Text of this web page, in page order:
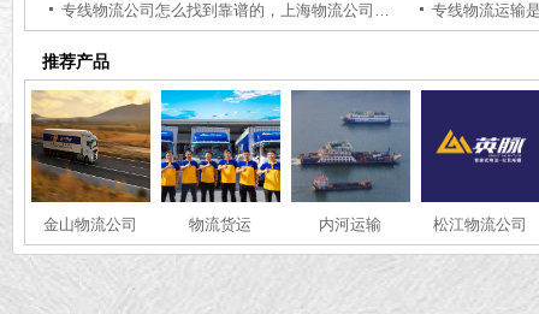
专线物流公司怎么找到靠谱的，上海物流公司推荐【全网推荐】
推荐产品
金山物流公司 物流货运 内河运输 松江物流公司